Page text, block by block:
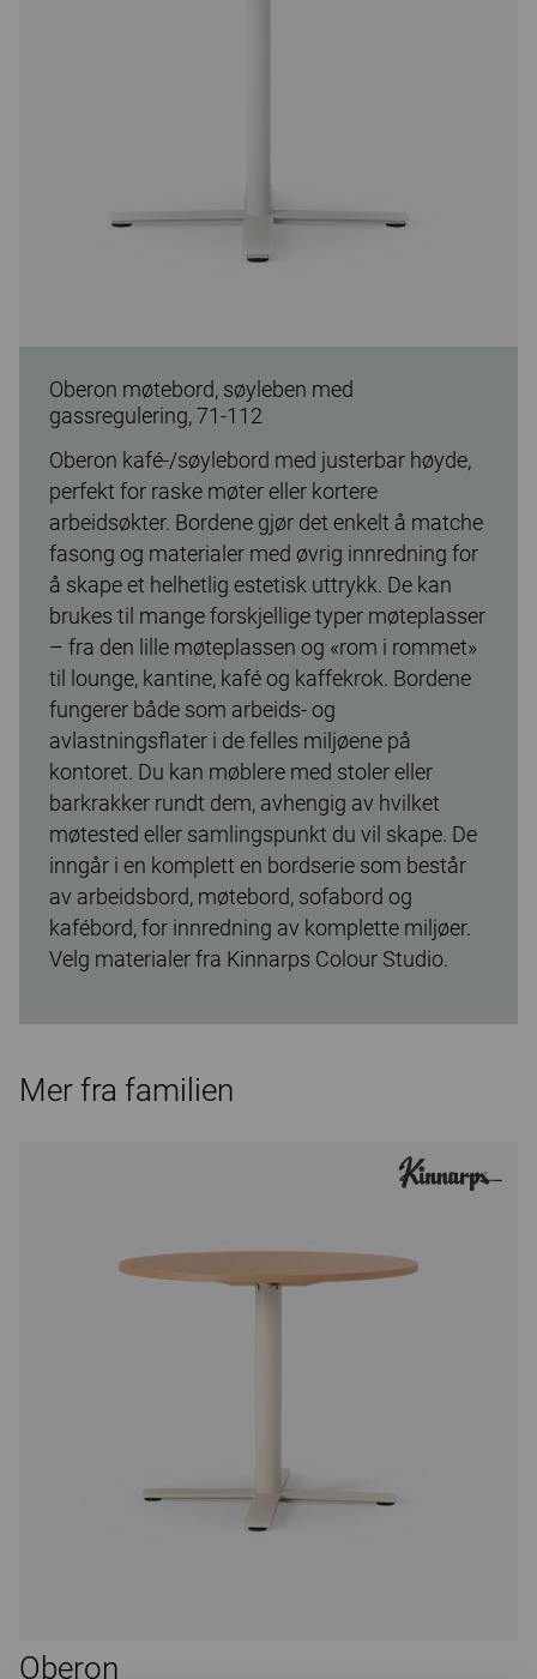
Oberon møtebord, søyleben med
gassregulering, 71-112
Oberon kafé-/søylebord med justerbar høyde,
perfekt for raske møter eller kortere
arbeidsøkter. Bordene gjør det enkelt å matche
fasong og materialer med øvrig innredning for
å skape et helhetlig estetisk uttrykk. De kan
brukes til mange forskjellige typer møteplasser
– fra den lille møteplassen og «rom i rommet»
til lounge, kantine, kafé og kaffekrok. Bordene
fungerer både som arbeids- og
avlastningsflater i de felles miljøene på
kontoret. Du kan møblere med stoler eller
barkrakker rundt dem, avhengig av hvilket
møtested eller samlingspunkt du vil skape. De
inngår i en komplett en bordserie som består
av arbeidsbord, møtebord, sofabord og
kafébord, for innredning av komplette miljøer.
Velg materialer fra Kinnarps Colour Studio.
Mer fra familien
Oberon